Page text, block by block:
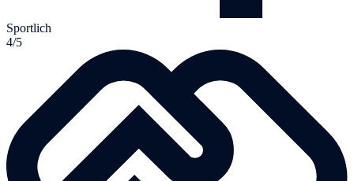
Sportlich
4/5